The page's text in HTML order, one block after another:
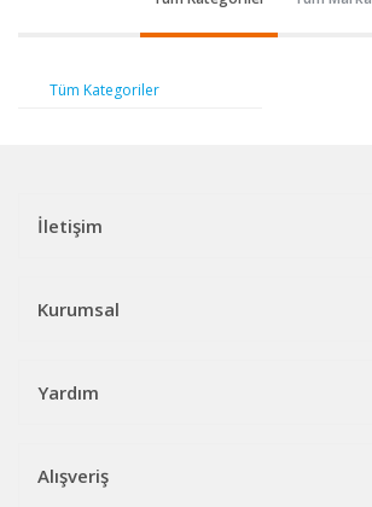
Tüm Kategoriler
İletişim
Kurumsal
Yardım
Alışveriş